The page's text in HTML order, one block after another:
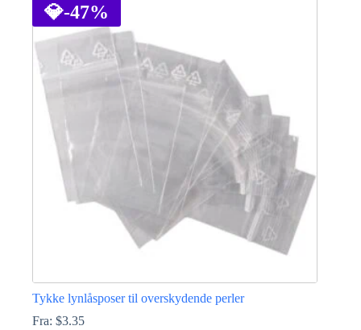
har
flere
varianter.
Mulighederne
vælges
varesiden
💎-47%
Tykke lynlåsposer til overskydende perler
Fra: $3.35